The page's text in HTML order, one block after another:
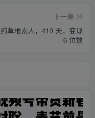
下一篇
纯草根素人，410 天，变现
6 位数